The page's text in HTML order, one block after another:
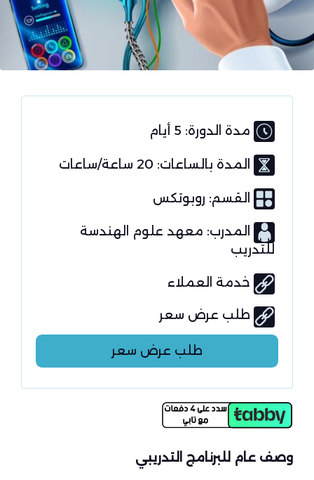
مدة الدورة: 5 أيام
المدة بالساعات: 20 ساعة/ساعات
القسم: روبوتكس
المدرب: معهد علوم الهندسة
للتدريب
خدمة العملاء
طلب عرض سعر
طلب عرض سعر
وصف عام للبرنامج التدريبي